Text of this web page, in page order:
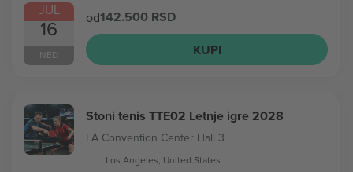
JUL
16
NED
od142.500 RSD
KUPI
Stoni tenis TTE02 Letnje igre 2028
LA Convention Center Hall 3
Los Angeles, United States